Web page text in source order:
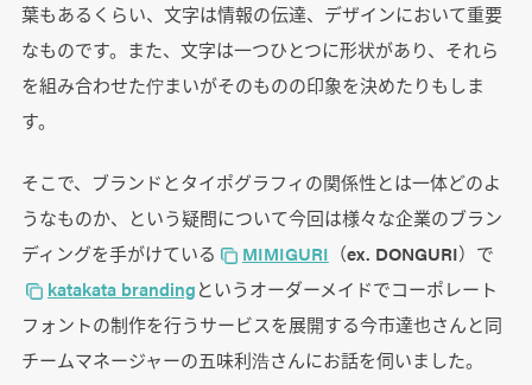
葉もあるくらい、文字は情報の伝達、デザインにおいて重要
なものです。また、文字は一つひとつに形状があり、それら
を組み合わせた佇まいがそのものの印象を決めたりもしま
す。
そこで、ブランドとタイポグラフィの関係性とは一体どのよ
うなものか、という疑問について今回は様々な企業のブラン
ディングを手がけている
MIMIGURI （ex. DONGURI）で
katakata brandingというオーダーメイドでコーポレート
フォントの制作を行うサービスを展開する今市達也さんと同
チームマネージャーの五味利浩さんにお話を伺いました。